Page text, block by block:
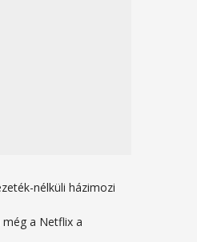
nélküli házimozi
még a Netflix a